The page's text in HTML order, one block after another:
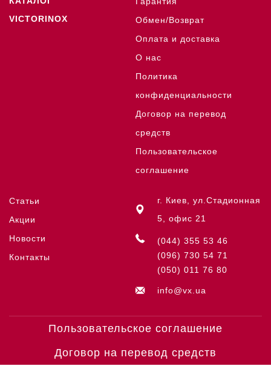
VICTORINOX
Обмен/Возврат
Оплата и доставка
О нас
Политика
конфиденциальности
Договор на перевод
средств
Пользовательское
соглашение
Статьи
Акции
Новости
Контакты
г. Киев, ул.Стадионная
5, офис 21
(044) 355 53 46
(096) 730 54 71
(050) 011 76 80
info@vx.ua
Пользовательское соглашение
Договор на перевод средств